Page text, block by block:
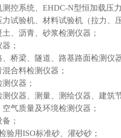
测控系统、EHDC-N型恒加载压
力试验机、材料试验机（拉力
、沥青、砂浆检测仪器；
；
、桥梁、隧道、路基路面检测仪
合料检测仪器；
仪器；
测仪器、测量、测绘仪器、建筑
气质量及环境检测仪器；
；
验用ISO标准砂、灌砂砂；